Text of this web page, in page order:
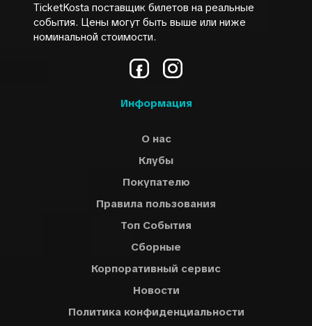
TicketKosta поставщик билетов на реальные
события. Цены могут быть выше или ниже
номинальной стоимости.
Информация
О нас
Клубы
Покупателю
Правила пользования
Топ События
Сборные
Корпоративный сервис
Новости
Политика конфиденциальности